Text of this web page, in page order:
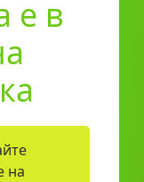
е в
на